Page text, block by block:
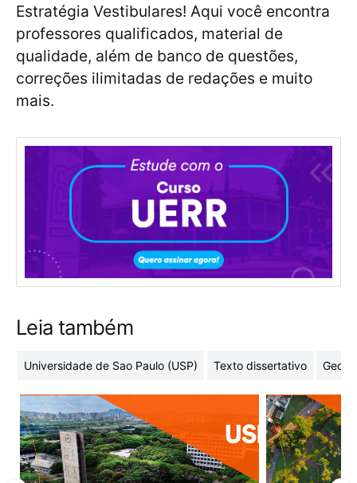
Estratégia Vestibulares! Aqui você encontra
professores qualificados, material de
qualidade, além de banco de questões,
correções ilimitadas de redações e muito
mais.
Leia também
Universidade de Sao Paulo (USP) Texto dissertativo